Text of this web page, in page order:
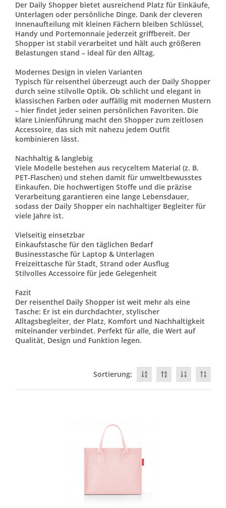
Der Daily Shopper bietet ausreichend Platz für Einkäufe,
Unterlagen oder persönliche Dinge. Dank der cleveren
Innenaufteilung mit kleinen Fächern bleiben Schlüssel,
Handy und Portemonnaie jederzeit griffbereit. Der
Shopper ist stabil verarbeitet und hält auch größeren
Belastungen stand – ideal für den Alltag.
Modernes Design in vielen Varianten
Typisch für reisenthel überzeugt auch der Daily Shopper
durch seine stilvolle Optik. Ob schlicht und elegant in
klassischen Farben oder auffällig mit modernen Mustern
– hier findet jeder seinen persönlichen Favoriten. Die
klare Linienführung macht den Shopper zum zeitlosen
Accessoire, das sich mit nahezu jedem Outfit
kombinieren lässt.
Nachhaltig & langlebig
Viele Modelle bestehen aus recyceltem Material (z. B.
PET-Flaschen) und stehen damit für umweltbewusstes
Einkaufen. Die hochwertigen Stoffe und die präzise
Verarbeitung garantieren eine lange Lebensdauer,
sodass der Daily Shopper ein nachhaltiger Begleiter für
viele Jahre ist.
Vielseitig einsetzbar
Einkaufstasche für den täglichen Bedarf
Businesstasche für Laptop & Unterlagen
Freizeittasche für Stadt, Strand oder Ausflug
Stilvolles Accessoire für jede Gelegenheit
Fazit
Der reisenthel Daily Shopper ist weit mehr als eine
Tasche: Er ist ein durchdachter, stylischer
Alltagsbegleiter, der Platz, Komfort und Nachhaltigkeit
miteinander verbindet. Perfekt für alle, die Wert auf
Qualität, Design und Funktion legen.
Sortierung: